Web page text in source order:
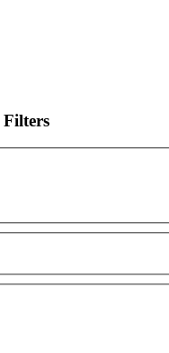
Filters